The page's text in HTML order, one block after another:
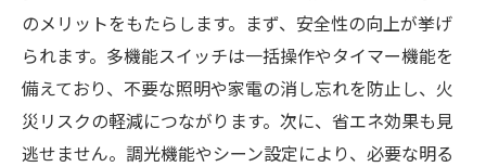
のメリットをもたらします。まず、安全性の向上が挙げ
られます。多機能スイッチは一括操作やタイマー機能を
備えており、不要な照明や家電の消し忘れを防止し、火
災リスクの軽減につながります。次に、省エネ効果も見
逃せません。調光機能やシーン設定により、必要な明る